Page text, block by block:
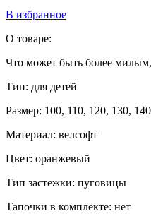
В избранное
О товаре:
Что может быть более
Тип: для детей
Размер: 100, 110, 120, 130, 140
Материал: велсофт
Цвет: оранжевый
Тип застежки: пуговицы
Тапочки в комплекте: нет